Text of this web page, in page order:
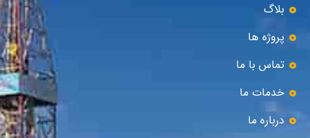
بلاگ
پروژه ها
تماس با ما
خدمات ما
درباره ما